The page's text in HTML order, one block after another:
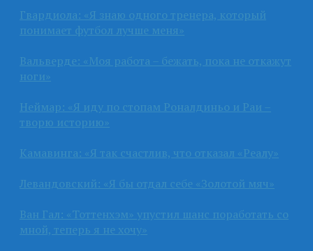
Гвардиола: «Я знаю одного тренера, который
понимает футбол лучше меня»
Вальверде: «Моя работа – бежать, пока не откажут
ноги»
Неймар: «Я иду по стопам Роналдиньо и Раи –
творю историю»
Камавинга: «Я так счастлив, что отказал «Реалу»
Левандовский: «Я бы отдал себе «Золотой мяч»
Ван Гал: «Тоттенхэм» упустил шанс поработать со
мной, теперь я не хочу»